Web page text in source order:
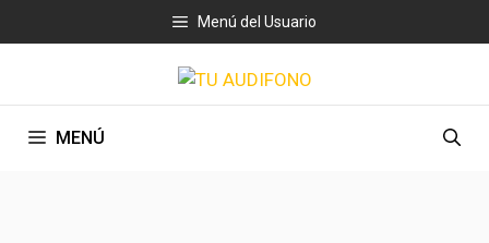
al
Menú del Usuario
MENÚ